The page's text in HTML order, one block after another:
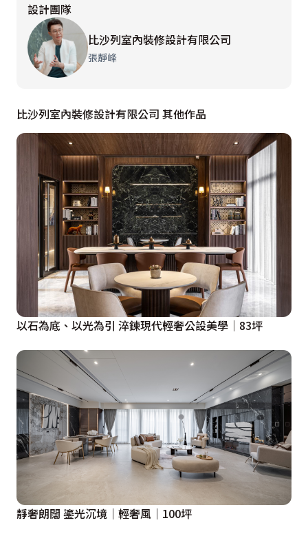
設計團隊
比沙列室內裝修設計有限公司
張靜峰
比沙列室內裝修設計有限公司 其他作品
以石為底、以光為引 淬鍊現代輕奢公設美學│83坪
靜奢朗闊 鎏光沉境｜輕奢風｜100坪